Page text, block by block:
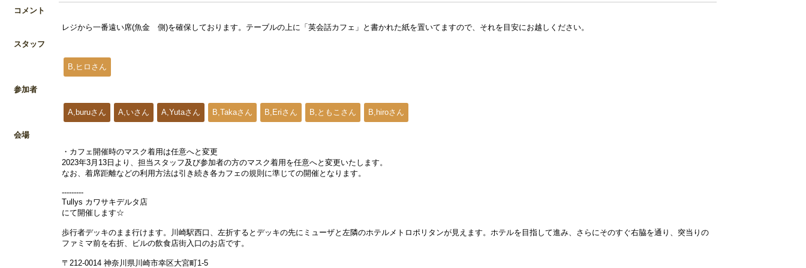
コメント
レジから一番遠い席(魚金 側)を確保しております。テーブルの上に「英会話カフェ」と書かれた紙を置いてますので、それを目安にお越しください。
スタッフ
B,ヒロさん
参加者
A,buruさん A,いさん A,Yutaさん B,Takaさん B,Eriさん B,ともこさん B,hiroさん
会場
・カフェ開催時のマスク着用は任意へと変更
2023年3月13日より、担当スタッフ及び参加者の方のマスク着用を任意へと変更いたします。
なお、着席距離などの利用方法は引き続き各カフェの規則に準じての開催となります。
---------
Tullys カワサキデルタ店
にて開催します☆
歩行者デッキのまま行けます。川崎駅西口、左折するとデッキの先にミューザと左隣のホテルメトロポリタンが見えます。ホテルを目指して進み、さらにそのすぐ右脇を通り、突当りの
ファミマ前を右折、ビルの飲食店街入口のお店です。
〒212-0014 神奈川県川崎市幸区大宮町1-5